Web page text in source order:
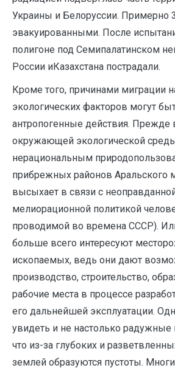
Украины и Белоруссии. Примерно
эвакуированными. После
полигоне под Семипалатинском
России иКазахстана пострадали.
Кроме того, причинами миграции
экологических факторов могут
антропогенные действия. Прежде
окружающей экологической
нерациональным
прибрежных районов Аральского
высыхает в связи с
мелиорационной политикой
проводимой во времена СССР).
больше всего интересуют
ископаемых, ведь они дают
производство, строительство,
рабочие места в процессе
его дальнейшей эксплуатации.
увидеть и не настолько
что из-за глубоких и
землей образуются пустоты.